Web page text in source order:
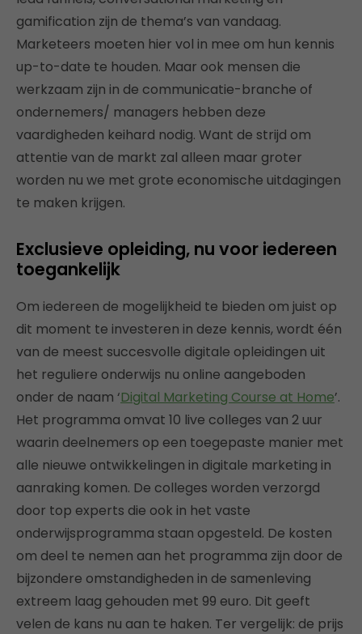
gamification zijn de thema’s van vandaag.
Marketeers moeten hier vol in mee om hun kennis
up-to-date te houden. Maar ook mensen die
werkzaam zijn in de communicatie-branche of
ondernemers/ managers hebben deze
vaardigheden keihard nodig. Want de strijd om
attentie van de markt zal alleen maar groter
worden nu we met grote economische uitdagingen
te maken krijgen.
Exclusieve opleiding, nu voor iedereen
toegankelijk
Om iedereen de mogelijkheid te bieden om juist op
dit moment te investeren in deze kennis, wordt één
van de meest succesvolle digitale opleidingen uit
het reguliere onderwijs nu online aangeboden
onder de naam ‘Digital Marketing Course at Home’.
Het programma omvat 10 live colleges van 2 uur
waarin deelnemers op een toegepaste manier met
alle nieuwe ontwikkelingen in digitale marketing in
aanraking komen. De colleges worden verzorgd
door top experts die ook in het vaste
onderwijsprogramma staan opgesteld. De kosten
om deel te nemen aan het programma zijn door de
bijzondere omstandigheden in de samenleving
extreem laag gehouden met 99 euro. Dit geeft
velen de kans nu aan te haken. Ter vergelijk: de prijs